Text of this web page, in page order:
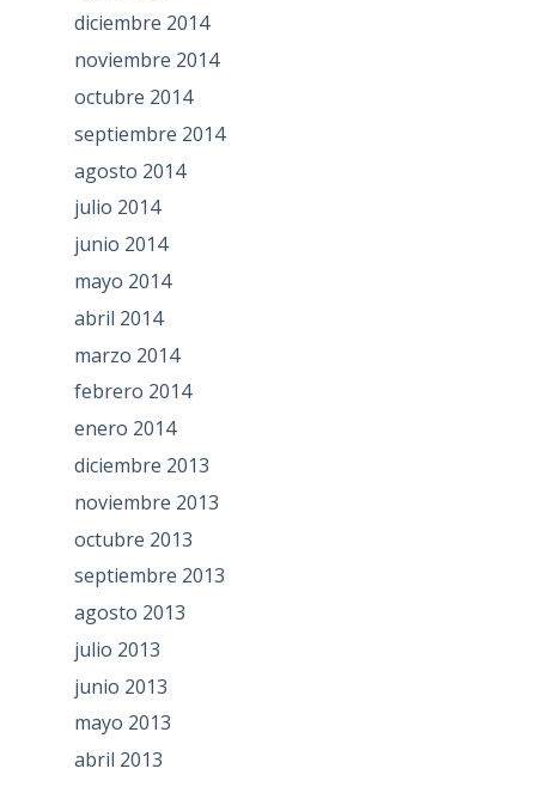
diciembre 2014
noviembre 2014
octubre 2014
septiembre 2014
agosto 2014
julio 2014
junio 2014
mayo 2014
abril 2014
marzo 2014
febrero 2014
enero 2014
diciembre 2013
noviembre 2013
octubre 2013
septiembre 2013
agosto 2013
julio 2013
junio 2013
mayo 2013
abril 2013